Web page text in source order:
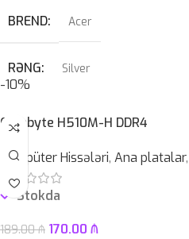
BREND Acer
RƏNG Silver
PROSESSOR AMD Ryzen™ 5
OPERATIV YADDAŞ 8 GB
-10%
Gigabyte H510M-H DDR4
Kompüter Hissələri, Ana platalar,
Stokda
189.00₼ 170.00 ₼